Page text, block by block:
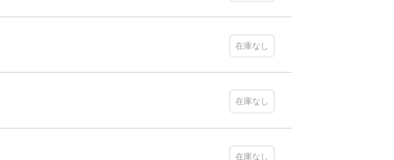
在庫なし
在庫なし
在庫なし